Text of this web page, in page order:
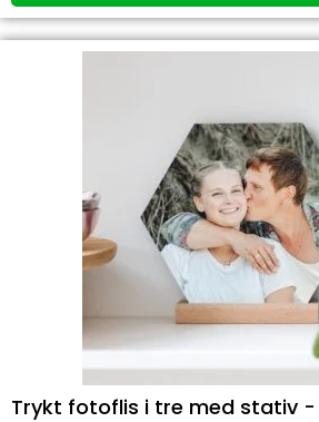
Trykt fotoflis i tre med stativ -